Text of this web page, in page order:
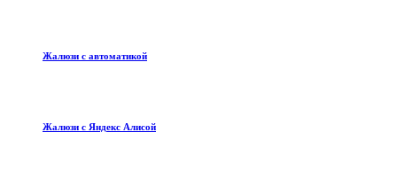
Жалюзи с автоматикой
Жалюзи с Яндекс Алисой